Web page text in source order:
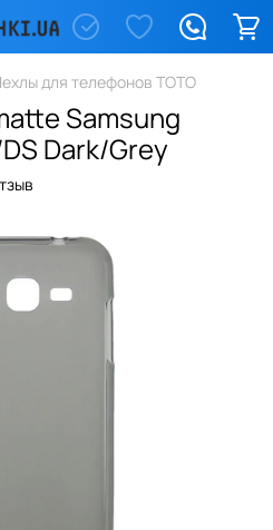
для телефонов TOTO
Samsung
Dark/Grey